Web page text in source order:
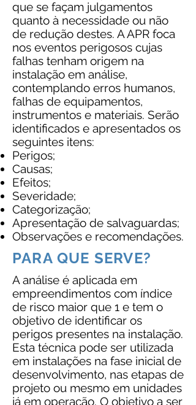
que se façam julgamentos
quanto à necessidade ou não
de redução destes. A APR foca
nos eventos perigosos cujas
falhas tenham origem na
instalação em análise,
contemplando erros humanos,
falhas de equipamentos,
instrumentos e materiais. Serão
identificados e apresentados os
seguintes itens:
Perigos;
Causas;
Efeitos;
Severidade;
Categorização;
Apresentação de salvaguardas;
Observações e recomendações.
PARA QUE SERVE?
A análise é aplicada em
empreendimentos com índice
de risco maior que 1 e tem o
objetivo de identificar os
perigos presentes na instalação.
Esta técnica pode ser utilizada
em instalações na fase inicial de
desenvolvimento, nas etapas de
projeto ou mesmo em unidades
já em operação. O objetivo a ser